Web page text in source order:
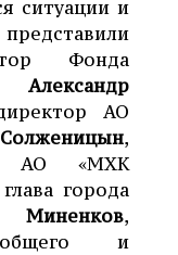
ситуации и
Фонда
Александр
АО
,
АО «МХК
города
Миненков,
и